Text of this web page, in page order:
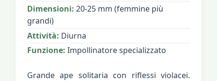
Dimensioni: 20-25 mm (femmine più
grandi)
Attività: Diurna
Funzione: Impollinatore specializzato
Grande ape solitaria con riflessi violacei.